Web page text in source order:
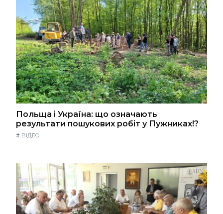
Польща і Україна: що означають
результати пошукових робіт у Пужниках!?
# ВІДЕО